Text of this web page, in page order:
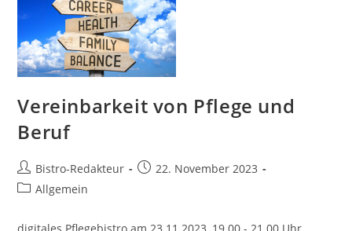
Vereinbarkeit von Pflege und
Beruf
Beitrags-
Autor:
Bistro-Redakteur
Beitrag22. November 2023
Beitrags-
Allgemein